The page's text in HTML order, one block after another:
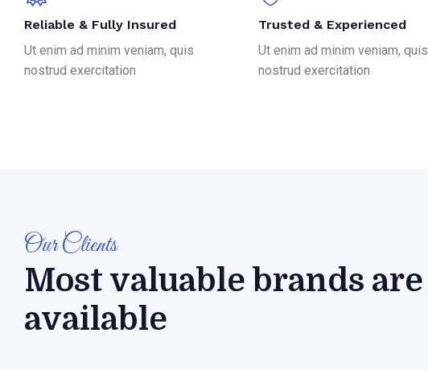
Reliable & Fully Insured
Ut enim ad minim veniam, quis
nostrud exercitation
Trusted & Experienced
Ut enim ad minim veniam, quis
nostrud exercitation
Our Clients
Most valuable brands are
available